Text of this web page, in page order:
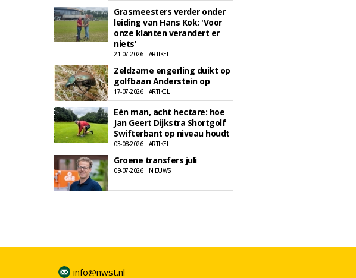
Grasmeesters verder onder
leiding van Hans Kok: 'Voor
onze klanten verandert er
niets'
21-07-2026 | ARTIKEL
Zeldzame engerling duikt op
golfbaan Anderstein op
17-07-2026 | ARTIKEL
Eén man, acht hectare: hoe
Jan Geert Dijkstra Shortgolf
Swifterbant op niveau houdt
03-08-2026 | ARTIKEL
Groene transfers juli
09-07-2026 | NIEUWS
info@nwst.nl